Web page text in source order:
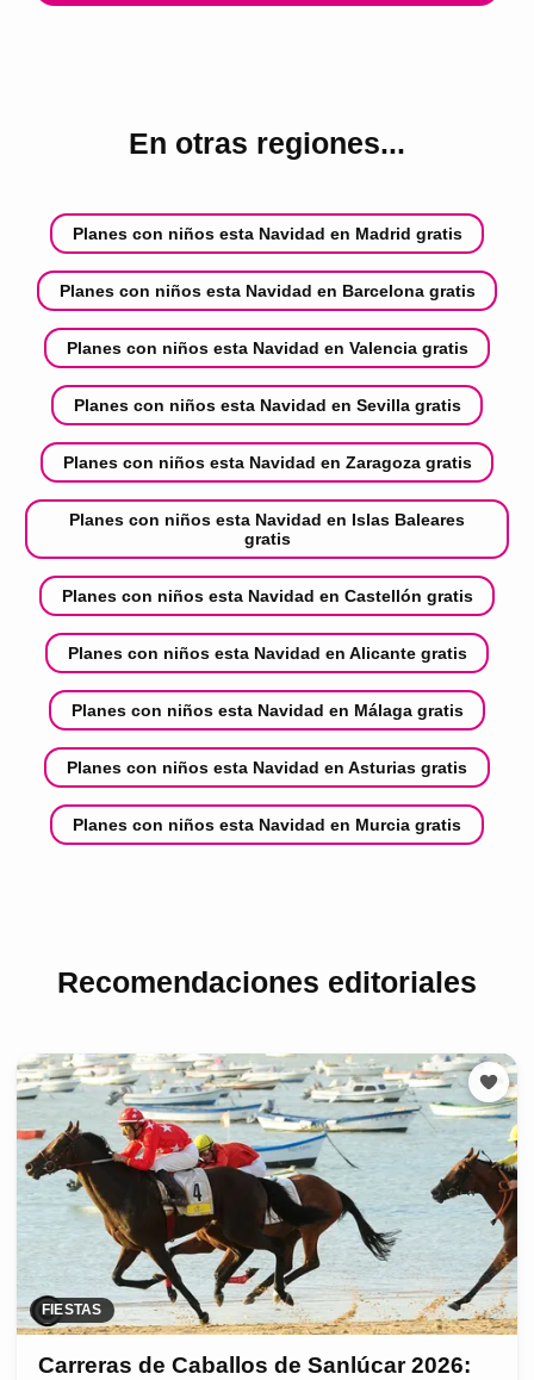
En otras regiones...
Planes con niños esta Navidad en Madrid gratis
Planes con niños esta Navidad en Barcelona gratis
Planes con niños esta Navidad en Valencia gratis
Planes con niños esta Navidad en Sevilla gratis
Planes con niños esta Navidad en Zaragoza gratis
Planes con niños esta Navidad en Islas Baleares
gratis
Planes con niños esta Navidad en Castellón gratis
Planes con niños esta Navidad en Alicante gratis
Planes con niños esta Navidad en Málaga gratis
Planes con niños esta Navidad en Asturias gratis
Planes con niños esta Navidad en Murcia gratis
Recomendaciones editoriales
FIESTAS
Carreras de Caballos de Sanlúcar 2026: